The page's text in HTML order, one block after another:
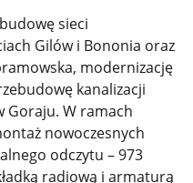
sieci
Gilów i Bononia oraz
modernizację
kanalizacji
Goraju. W ramach
nowoczesnych
odczytu – 973
radiową i armaturą